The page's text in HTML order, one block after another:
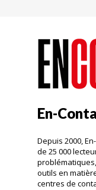
En-
Depuis 2000,
de 25 000
outils en
centres de